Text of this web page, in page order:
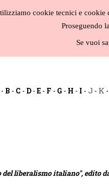
- B - C - D -E - F - G - H - I - J - K -
liberalismo italiano", edito
cookie tecnici e
Proseguendo
Se vuoi